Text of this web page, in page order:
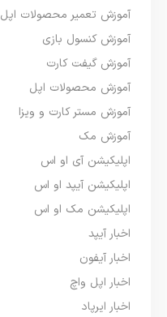
آموزش تعمیر محصولات اپل
آموزش کنسول بازی
آموزش گیفت کارت
آموزش محصولات اپل
آموزش مستر کارت و ویزا
آموزش مک
اپلیکیشن آی او اس
اپلیکیشن آیپد او اس
اپلیکیشن مک او اس
اخبار آیپد
اخبار آیفون
اخبار اپل واچ
اخبار ایرپاد